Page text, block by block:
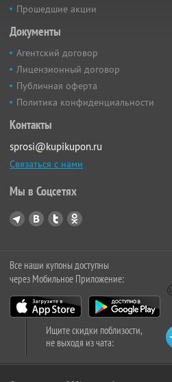
Прошедшие акции
Документы
Агентский договор
Лицензионный договор
Публичная оферта
Политика конфиденциальности
Контакты
sprosi@kupikupon.ru
Связаться с нами
Мы в Соцсетях
Все наши купоны доступны
через Мобильное Приложение:
Ищите скидки поблизости,
не выходя из чата: